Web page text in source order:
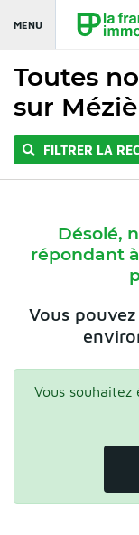
MENU
Toutes
sur
FILTRER LA
Désolé,
répondant à
Vous
Vous